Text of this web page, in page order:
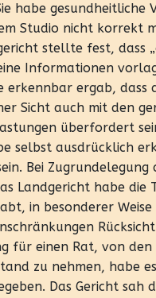
habe gesundheitliche
Studio nicht korrekt
stellte fest, dass
Informationen
erkennbar ergab, dass
Sicht auch mit den
überfordert
selbst ausdrücklich
Bei Zugrundelegung
Landgericht habe die
in besonderer
für einen Rat, von
zu nehmen, habe
Das Gericht sah